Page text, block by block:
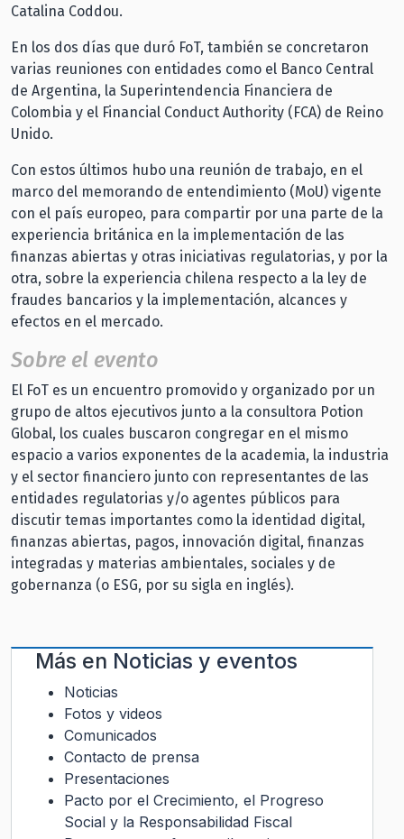
Catalina Coddou.
En los dos días que duró FoT, también se concretaron
varias reuniones con entidades como el Banco Central
de Argentina, la Superintendencia Financiera de
Colombia y el Financial Conduct Authority (FCA) de Reino
Unido.
Con estos últimos hubo una reunión de trabajo, en el
marco del memorando de entendimiento (MoU) vigente
con el país europeo, para compartir por una parte de la
experiencia británica en la implementación de las
finanzas abiertas y otras iniciativas regulatorias, y por la
otra, sobre la experiencia chilena respecto a la ley de
fraudes bancarios y la implementación, alcances y
efectos en el mercado.
Sobre el evento
El FoT es un encuentro promovido y organizado por un
grupo de altos ejecutivos junto a la consultora Potion
Global, los cuales buscaron congregar en el mismo
espacio a varios exponentes de la academia, la industria
y el sector financiero junto con representantes de las
entidades regulatorias y/o agentes públicos para
discutir temas importantes como la identidad digital,
finanzas abiertas, pagos, innovación digital, finanzas
integradas y materias ambientales, sociales y de
gobernanza (o ESG, por su sigla en inglés).
Más en Noticias y eventos
Noticias
Fotos y videos
Comunicados
Contacto de prensa
Presentaciones
Pacto por el Crecimiento, el Progreso
Social y la Responsabilidad Fiscal